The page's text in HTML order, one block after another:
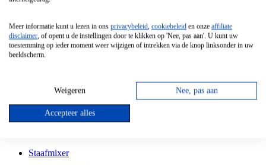
Vrijstaande Magnetron
Vrijstaande Kookplaat
Inbouw Gaskookplaat
Inbouw Keramische Kookplaat
Kookplaat Accessoires
Staafmixer
Meer informatie kunt u lezen in ons privacybeleid, cookiebeleid en onze affiliate
disclaimer, of opent u de instellingen door te klikken op 'Nee, pas aan'. U kunt uw
toestemming op ieder moment weer wijzigen of intrekken via de knop linksonder in uw
beeldscherm.
Weigeren Nee, pas aan
Accepteer alles